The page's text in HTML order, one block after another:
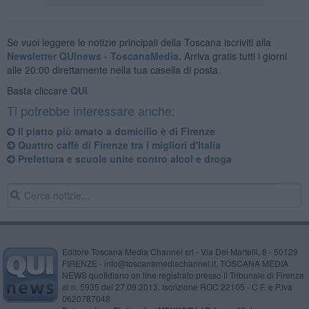
Se vuoi leggere le notizie principali della Toscana iscriviti alla
Newsletter QUInews - ToscanaMedia. Arriva gratis tutti i giorni
alle 20:00 direttamente nella tua casella di posta.
Basta cliccare QUI
Ti potrebbe interessare anche:
Il piatto più amato a domicilio è di Firenze
Quattro caffè di Firenze tra i migliori d'Italia
​Prefettura e scuole unite contro alcol e droga
Editore Toscana Media Channel srl - Via Dei Martelli, 8 - 50129
FIRENZE - info@toscanamediachannel.it. TOSCANA MEDIA
NEWS quotidiano on line registrato presso il Tribunale di Firenze
al n. 5935 del 27.09.2013. Iscrizione ROC 22105 - C.F. e P.Iva
0620787048